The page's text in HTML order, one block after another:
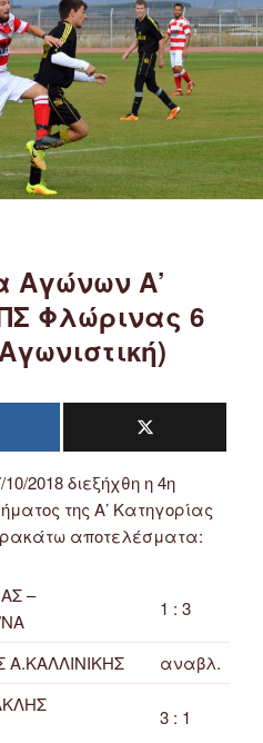
Αγώνων Α’
Φλώρινας 6
2018 διεξήχθη η 4η
της Α’ Κατηγορίας
αποτελέσματα:
–
1 : 3
αναβλ.
3 : 1